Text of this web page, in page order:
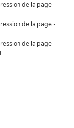
de la page -
de la page -
de la page -